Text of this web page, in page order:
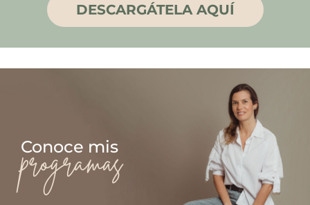
DESCARGÁTELA AQUÍ
Conoce mis
programas